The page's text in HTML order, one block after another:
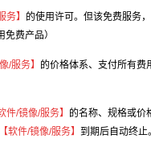
务】 的使用许可。但该免费服务
费产品）
/服务】 的价格体系、支付所有费
件/镜像/服务】 的名称、规格或价
【软件/镜像/服务】 到期后自动终止。